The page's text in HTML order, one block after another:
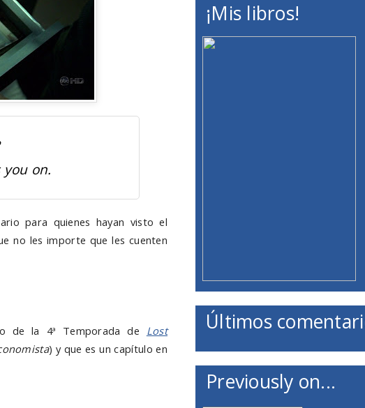
on.
para quienes hayan visto el
no les importe que les cuenten
de la 4ª Temporada de Lost
) y que es un capítulo en
¡Mis libros!
Últimos
Previously on...